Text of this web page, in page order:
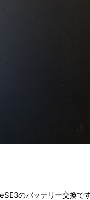
のバッテリー交換です